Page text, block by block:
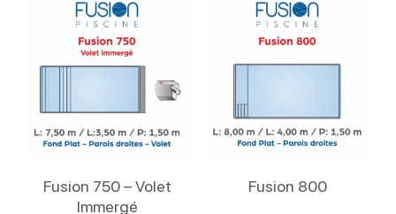
Fusion 750 – Volet
Immergé
Fusion 800